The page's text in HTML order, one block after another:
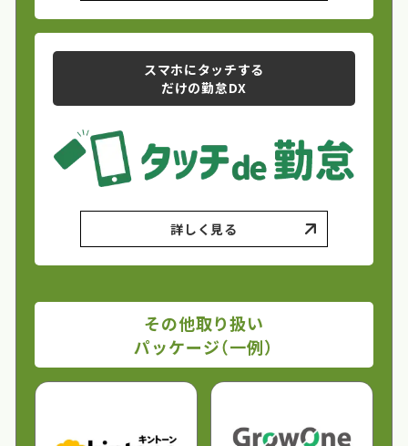
スマホにタッチする
だけの勤怠DX
詳しく見る
その他取り扱い
パッケージ（一例）